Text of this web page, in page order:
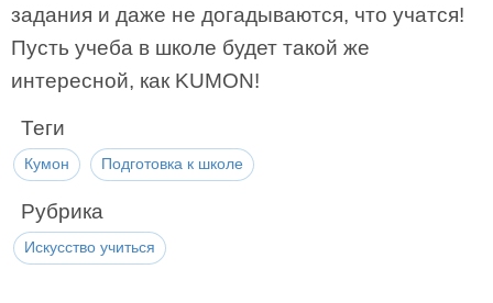
задания и даже не догадываются, что учатся!
Пусть учеба в школе будет такой же
интересной, как KUMON!
Теги
Кумон Подготовка к школе
Рубрика
Искусство учиться